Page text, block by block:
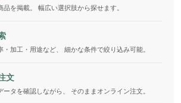
品を掲載。 幅広い選択肢から探せます。
・加工・用途など、 細かな条件で絞り込み可能。
文
ータを確認しながら、 そのままオンライン注文。